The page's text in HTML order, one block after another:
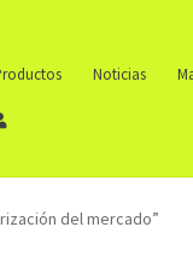
Noticias
del mercado”